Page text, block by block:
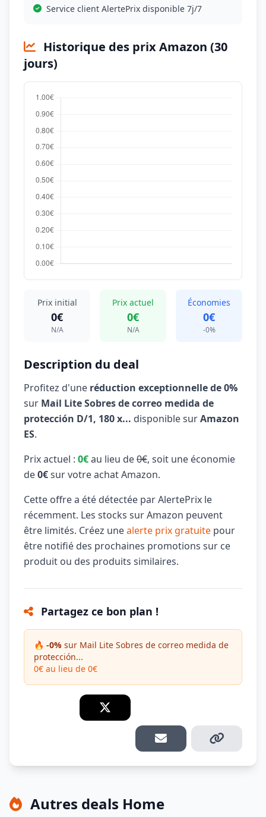
Service client AlertePrix disponible 7j/7
Historique des prix Amazon (30
jours)
Prix initial
0€
N/A
Prix actuel
0€
N/A
Économies
0€
-0%
Description du deal
Profitez d'une réduction exceptionnelle de 0%
sur Mail Lite Sobres de correo medida de
protección D/1, 180 x... disponible surAmazon
ES.
Prix actuel : 0€au lieu de0€, soit une économie
de0€sur votre achat Amazon.
Cette offre a été détectée par AlertePrix le
récemment. Les stocks sur Amazon peuvent
être limités. Créez unealerte prix gratuite pour
être notifié des prochaines promotions sur ce
produit ou des produits similaires.
Partagez ce bon plan !
🔥 -0% sur Mail Lite Sobres de correo medida de
protección...
0€ au lieu de 0€
Autres deals Home